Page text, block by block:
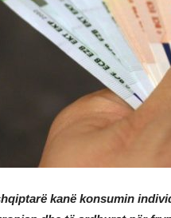
kanë konsumin